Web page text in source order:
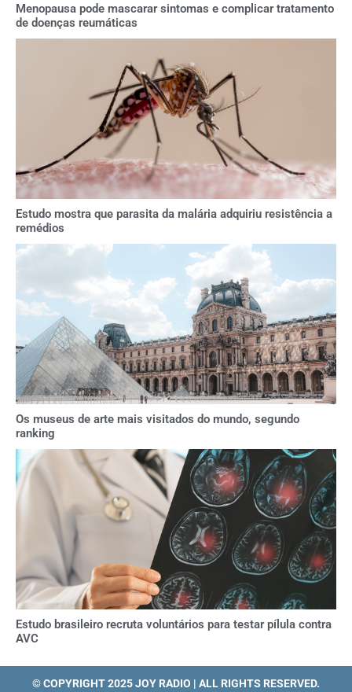
Menopausa pode mascarar sintomas e complicar tratamento
de doenças reumáticas
Estudo mostra que parasita da malária adquiriu resistência a
remédios
Os museus de arte mais visitados do mundo, segundo
ranking
Estudo brasileiro recruta voluntários para testar pílula contra
AVC
© COPYRIGHT 2025 JOY RADIO | ALL RIGHTS RESERVED.